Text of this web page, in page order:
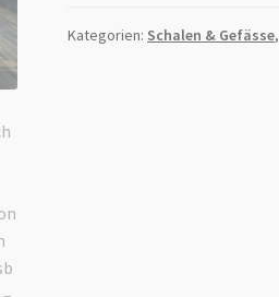
Kategorien: Schalen & Gefässe,